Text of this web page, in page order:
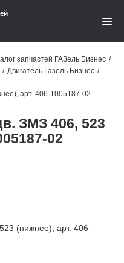
запчастей ГАЗель Бизнес /
/ Двигатель Газель Бизнес /
арт. 406-1005187-02
ЗМЗ 406, 523
02